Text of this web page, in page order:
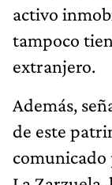
activo
tampoco
extranjero.
Además,
de este
comunicado